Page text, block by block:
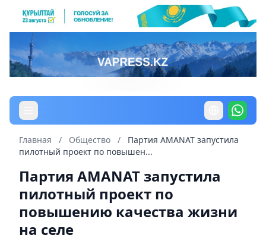
Главная / Общество /
Партия AMANAT запустила
пилотный проект по повышен...
Партия AMANAT запустила
пилотный проект по
повышению качества жизни
на селе